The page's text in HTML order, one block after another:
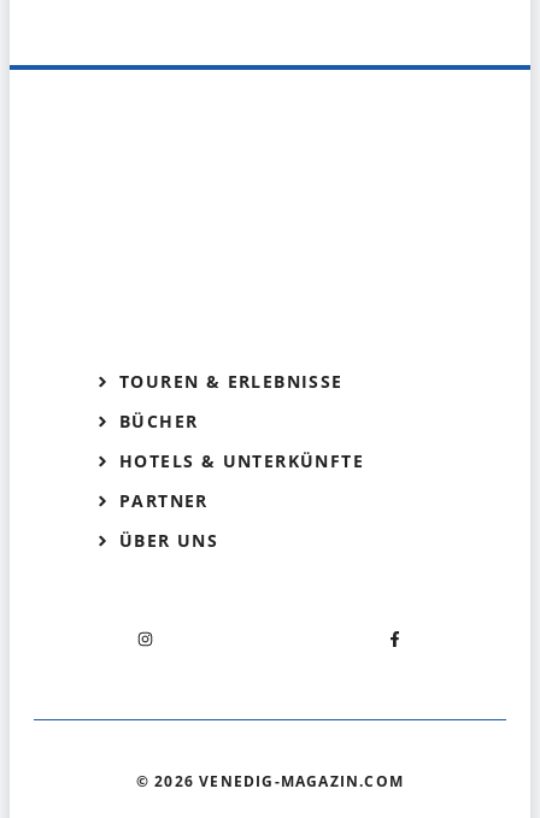
TOUREN & ERLEBNISSE
BÜCHER
HOTELS & UNTERKÜNFTE
PARTNER
ÜBER UNS
© 2026 VENEDIG-MAGAZIN.COM